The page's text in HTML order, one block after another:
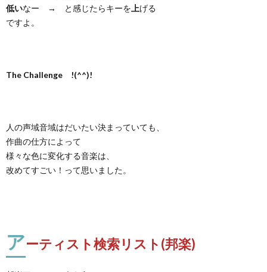
低いなー → と感じたらキーを 上げる
ですよ。
The Challenge !(^^)!
人の声域音域はだいたい決まっていても、
作曲の仕方によって
様々な色に変化する音楽は、
改めてすごい！って思いました。
アーティスト検索リスト(邦楽)